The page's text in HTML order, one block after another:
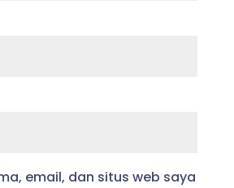
email, dan situs web saya